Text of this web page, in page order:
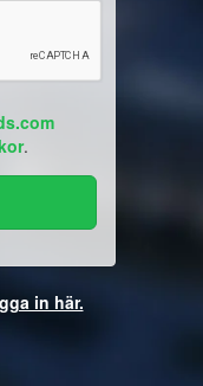
.
in här.